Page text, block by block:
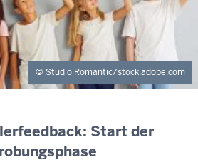
Studio Romantic/stock.adobe.com
Start der